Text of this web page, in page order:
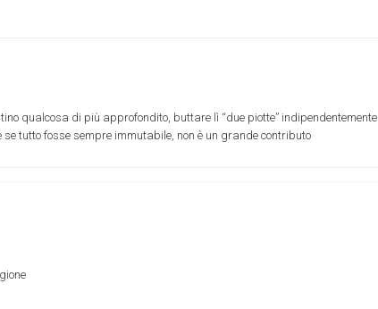
qualcosa di più approfondito, buttare lì “due piotte” indipendentemente
se tutto fosse sempre immutabile, non è un grande contributo